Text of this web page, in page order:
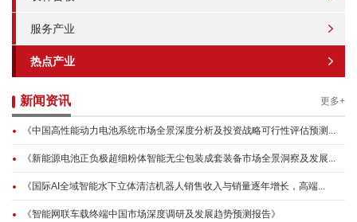
服务产业
热点产业
新闻资讯 更多+
《中国高性能动力电池系统市场全景深度分析及投资战略可行性评估预测...
《新能源电池正负极超细粉体智能无尘包装成套装备市场全景洞察及发展...
《国际AI全域智能水下立体清洁机器人销售收入与销量逐年增长，高端...
《智能网联车载终端中国市场深度调研及发展趋势预测报告》